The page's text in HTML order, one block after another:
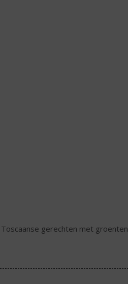
gerechten met groenten